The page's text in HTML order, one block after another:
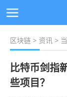
区块链 > 资讯 >
比特币剑指
些项目？